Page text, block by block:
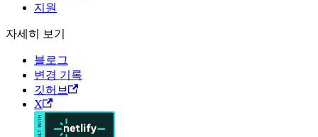
지원
자세히 보기
블로그
변경 기록
깃허브
X